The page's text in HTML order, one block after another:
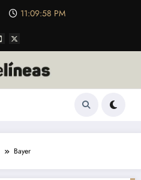
11:09:59 PM
Bayer